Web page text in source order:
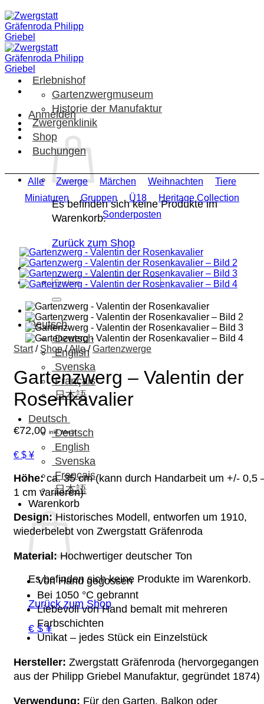
Zum
Inhalt
springen
Anmelden
Es befinden sich keine Produkte im
Warenkorb.
Zurück zum Shop
Suchen
nach:
Deutsch
Deutsch
English
Svenska
Français
日本語
Deutsch
Deutsch
English
Svenska
Français
日本語
Warenkorb
Es befinden sich keine Produkte im Warenkorb.
Zurück zum Shop
€ $ ¥
Erlebnishof
Gartenzwergmuseum
Historie der Manufaktur
Zwergenklinik
Shop
Buchungen
Alle Zwerge Märchen Weihnachten
Tiere
Miniaturen
Gruppen Ü18
Heritage Collection
Sonderposten
Start / Shop /Alle / Gartenzwerge
Gartenzwerg – Valentin der
Rosenkavalier
€72,00 inkl. MwSt.
€ $ ¥
Höhe:ca. 35 cm (kann durch Handarbeit um +/- 0,5
1 cm variieren)
Design:Historisches Modell, entworfen um 1910,
wiederbelebt von Zwergstatt Gräfenroda
Material:Hochwertiger deutscher Ton
Von Hand gegossen
Bei 1050 °C gebrannt
Liebevoll von Hand bemalt mit mehreren
Farbschichten
Unikat – jedes Stück ein Einzelstück
Hersteller: Zwergstatt Gräfenroda (hervorgegangen
aus der Philipp Griebel Manufaktur, gegründet 1874)
Verwendung: Für den Garten, Balkon oder